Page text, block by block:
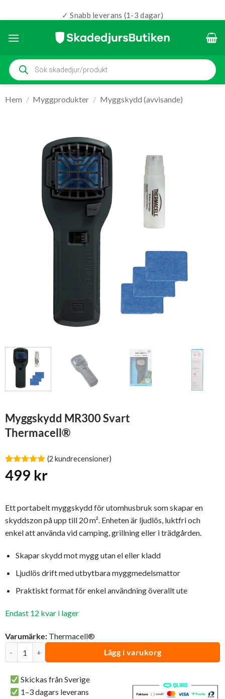
✓ Snabb leverans (1-3 dagar)
Produktsökning
Hem / Myggprodukter / Myggskydd (avvisande)
Myggskydd MR300 Svart
Thermacell®
Betygsatt
av 5
2
(2 kundrecensioner)
499 kr
Ett portabelt myggskydd för utomhusbruk som skapar en
skyddszon på upp till 20 m². Enheten är ljudlös, luktfri och
enkel att använda vid camping, grillning eller i trädgården.
Skapar skydd mot mygg utan el eller kladd
Ljudlös drift med utbytbara myggmedelsmattor
Praktiskt format för enkel användning överallt ute
Endast 12 kvar i lager
Varumärke: Thermacell®
Lägg i varukorg
Skickas från Sverige
1–3 dagars leverans